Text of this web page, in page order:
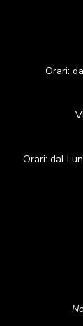
Orari:
Orari: dal